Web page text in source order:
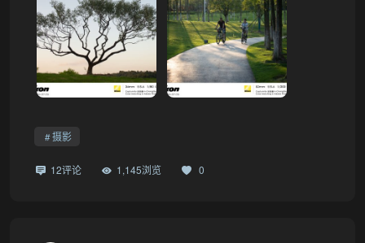
摄影
12评论 1,145浏览 0